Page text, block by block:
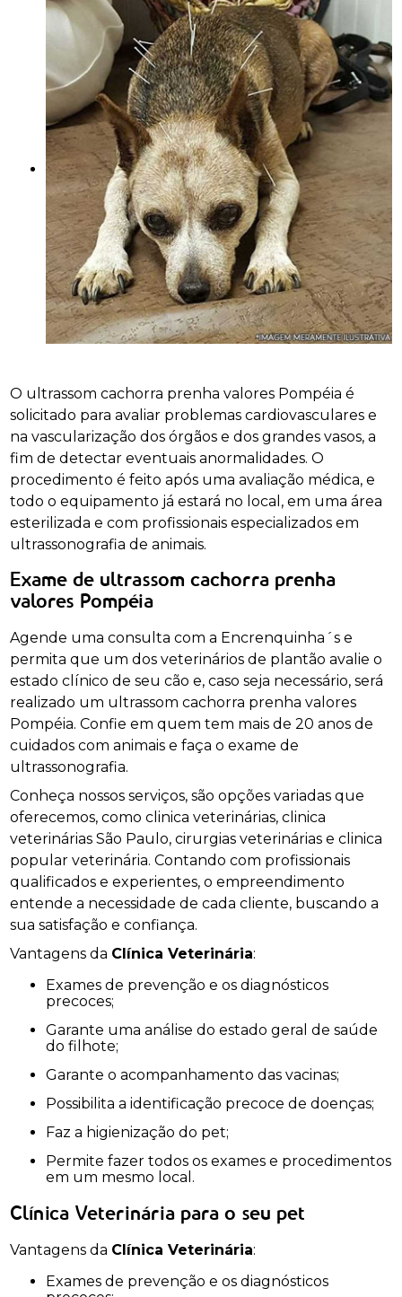
O ultrassom cachorra prenha valores Pompéia é
solicitado para avaliar problemas cardiovasculares e
na vascularização dos órgãos e dos grandes vasos, a
fim de detectar eventuais anormalidades. O
procedimento é feito após uma avaliação médica, e
todo o equipamento já estará no local, em uma área
esterilizada e com profissionais especializados em
ultrassonografia de animais.
Exame de ultrassom cachorra prenha
valores Pompéia
Agende uma consulta com a Encrenquinha´s e
permita que um dos veterinários de plantão avalie o
estado clínico de seu cão e, caso seja necessário, será
realizado um ultrassom cachorra prenha valores
Pompéia. Confie em quem tem mais de 20 anos de
cuidados com animais e faça o exame de
ultrassonografia.
Conheça nossos serviços, são opções variadas que
oferecemos, como clinica veterinárias, clinica
veterinárias São Paulo, cirurgias veterinárias e clinica
popular veterinária. Contando com profissionais
qualificados e experientes, o empreendimento
entende a necessidade de cada cliente, buscando a
sua satisfação e confiança.
Vantagens da Clínica Veterinária:
Exames de prevenção e os diagnósticos
precoces;
Garante uma análise do estado geral de saúde
do filhote;
Garante o acompanhamento das vacinas;
Possibilita a identificação precoce de doenças;
Faz a higienização do pet;
Permite fazer todos os exames e procedimentos
em um mesmo local.
Clínica Veterinária para o seu pet
Vantagens da Clínica Veterinária:
Exames de prevenção e os diagnósticos